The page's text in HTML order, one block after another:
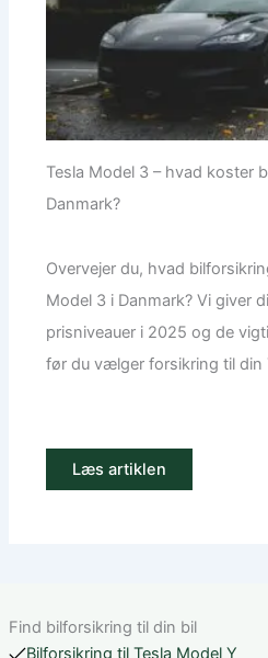
Tesla Model 3 – hvad koster
Danmark?
Overvejer du, hvad
Model 3 i Danmark? Vi giver
prisniveauer i 2025 og de
før du vælger forsikring til din
Læs artiklen
Find bilforsikring til din bil
Bilforsikring til Tesla Model Y